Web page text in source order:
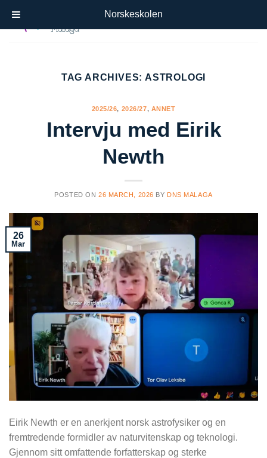
TAG ARCHIVES: ASTROLOGI
2025/26, 2026/27, ANNET
Intervju med Eirik
Newth
POSTED ON 26 MARCH, 2026 BY DNS MALAGA
26
Mar
Eirik Newth er en anerkjent norsk astrofysiker og en
fremtredende formidler av naturvitenskap og teknologi.
Gjennom sitt omfattende forfatterskap og sterke
Norskeskolen